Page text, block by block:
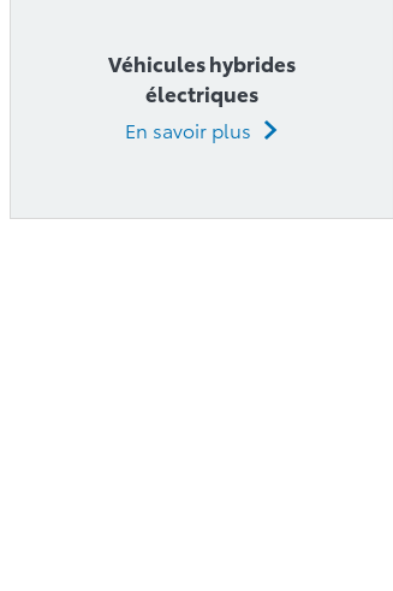
Véhicules hybrides
électriques
En savoir plus